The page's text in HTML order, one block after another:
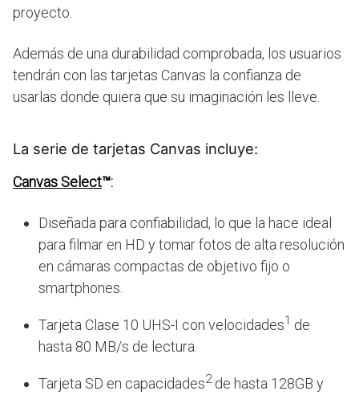
proyecto.
Además de una durabilidad comprobada, los usuarios
tendrán con las tarjetas Canvas la confianza de
usarlas donde quiera que su imaginación les lleve.
La serie de tarjetas Canvas incluye:
Canvas Select™:
Diseñada para confiabilidad, lo que la hace ideal
para filmar en HD y tomar fotos de alta resolución
en cámaras compactas de objetivo fijo o
smartphones.
Tarjeta Clase 10 UHS-I con velocidades1 de
hasta 80 MB/s de lectura.
Tarjeta SD en capacidades2de hasta 128GB y